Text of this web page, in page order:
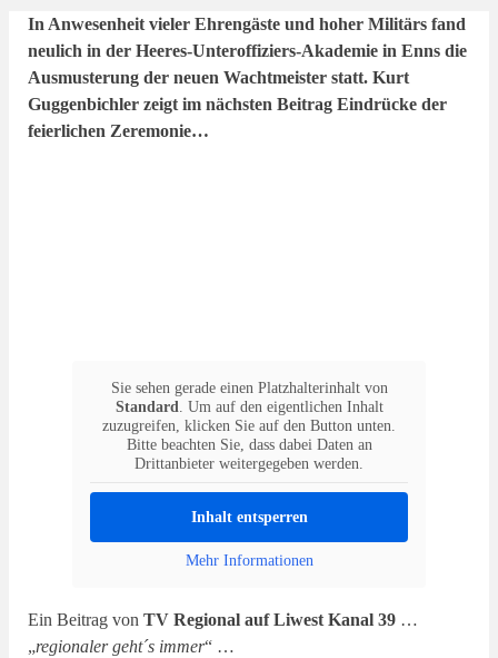
In Anwesenheit vieler Ehrengäste und hoher Militärs fand
neulich in der Heeres-Unteroffiziers-Akademie in Enns die
Ausmusterung der neuen Wachtmeister statt. Kurt
Guggenbichler zeigt im nächsten Beitrag Eindrücke der
feierlichen Zeremonie…
Sie sehen gerade einen Platzhalterinhalt von
Standard. Um auf den eigentlichen Inhalt
zuzugreifen, klicken Sie auf den Button unten.
Bitte beachten Sie, dass dabei Daten an
Drittanbieter weitergegeben werden.
Inhalt entsperren
Mehr Informationen
Ein Beitrag vonTV Regional auf Liwest Kanal 39 …
„regionaler geht´s immer“ …